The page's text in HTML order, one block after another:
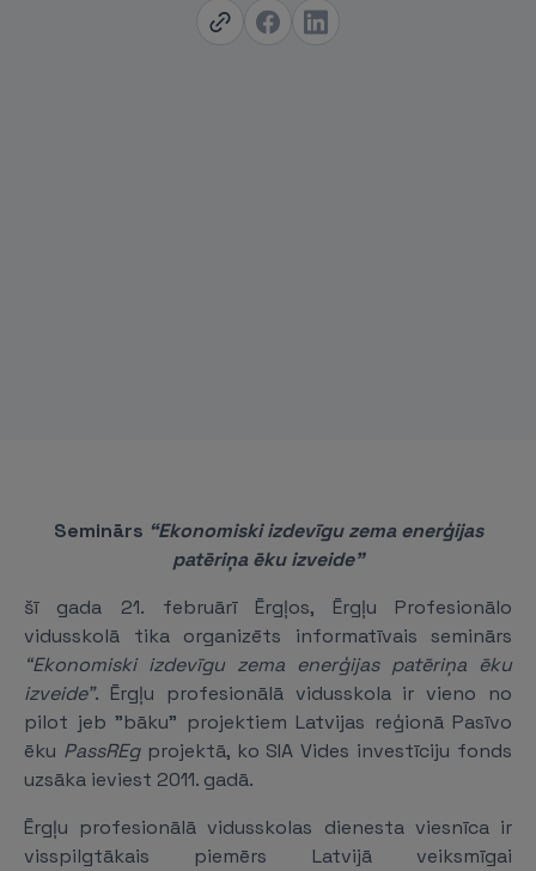
Seminārs “Ekonomiski izdevīgu zema enerģijas
patēriņa ēku izveide”
šī gada 21. februārī Ērgļos, Ērgļu Profesionālo
vidusskolā tika organizēts informatīvais seminārs
“Ekonomiski izdevīgu zema enerģijas patēriņa ēku
izveide”. Ērgļu profesionālā vidusskola ir vieno no
pilot jeb "bāku" projektiem Latvijas reģionā Pasīvo
ēku PassREgprojektā, ko SIA Vides investīciju fonds
uzsāka ieviest 2011. gadā.
Ērgļu profesionālā vidusskolas dienesta viesnīca ir
visspilgtākais piemērs Latvijā veiksmīgai